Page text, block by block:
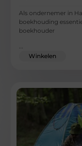
Als ondernemer in
boekhouding
boekhouder
Winkelen